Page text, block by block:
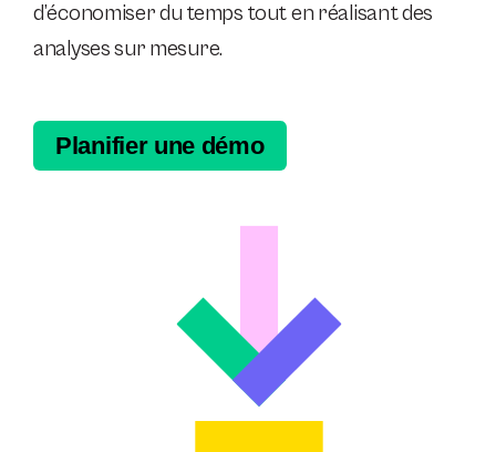
d’économiser du temps tout en réalisant des
analyses sur mesure.
Planifier une démo